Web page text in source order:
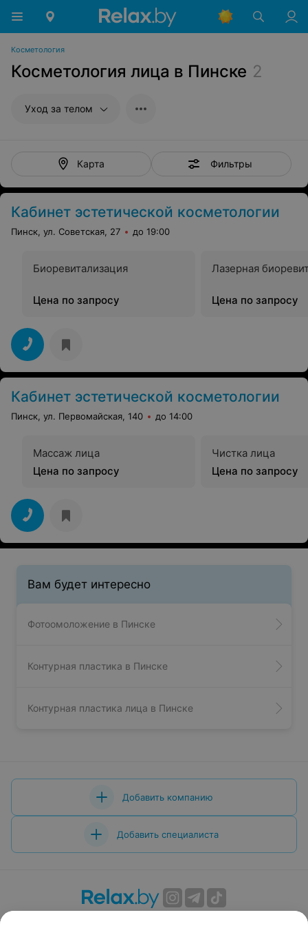
Косметология
Косметология лица в Пинске 2
Уход за телом
Карта Фильтры
Кабинет эстетической косметологии
Пинск, ул. Советская, 27 до 19:00
Биоревитализация
Цена по запросу
Лазерная
Цена по запросу
Кабинет эстетической косметологии
Пинск, ул. Первомайская, 140 до 14:00
Массаж лица
Цена по запросу
Чистка лица
Цена по запросу
Вам будет интересно
Фотоомоложение в Пинске
Контурная пластика в Пинске
Контурная пластика лица в Пинске
Добавить компанию
Добавить специалиста